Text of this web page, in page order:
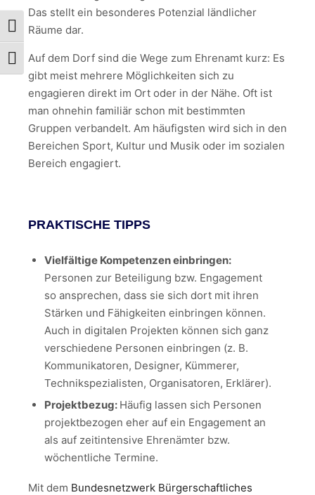
Umschalten auf hohe Kontraste
Schrift vergrößern
Das stellt ein besonderes Potenzial ländlicher
Räume dar.
Auf dem Dorf sind die Wege zum Ehrenamt kurz: Es
gibt meist mehrere Möglichkeiten sich zu
engagieren direkt im Ort oder in der Nähe. Oft ist
man ohnehin familiär schon mit bestimmten
Gruppen verbandelt. Am häufigsten wird sich in den
Bereichen Sport, Kultur und Musik oder im sozialen
Bereich engagiert.
PRAKTISCHE TIPPS
Vielfältige Kompetenzen einbringen:
Personen zur Beteiligung bzw. Engagement
so ansprechen, dass sie sich dort mit ihren
Stärken und Fähigkeiten einbringen können.
Auch in digitalen Projekten können sich ganz
verschiedene Personen einbringen (z. B.
Kommunikatoren, Designer, Kümmerer,
Technikspezialisten, Organisatoren, Erklärer).
Projektbezug: Häufig lassen sich Personen
projektbezogen eher auf ein Engagement an
als auf zeitintensive Ehrenämter bzw.
wöchentliche Termine.
Mit dem Bundesnetzwerk Bürgerschaftliches